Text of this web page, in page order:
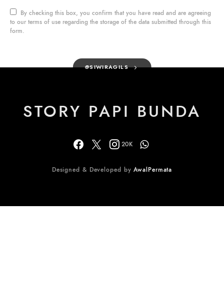
By checking this box, you confirm that you have read and are agreeing
to our terms of use regarding the storage of the data submitted through this
form.
@SIWIRAGILS
STORY PAPI BUNDA
20K
Designed & Developed byAwalPermata